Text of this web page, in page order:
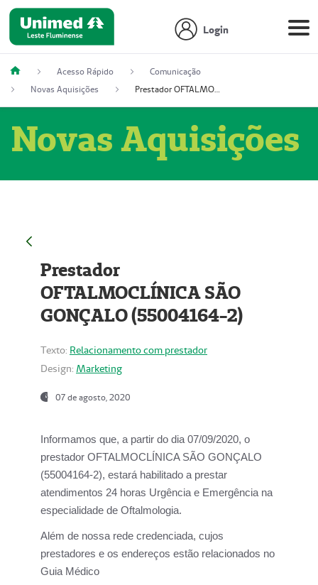
Login
Acesso Rápido
Comunicação
Novas Aquisições
Prestador OFTALMOCLÍNICA SÃO GONÇALO (55004164-2)
Novas Aquisições
Prestador
OFTALMOCLÍNICA SÃO
GONÇALO (55004164-2)
Texto: Relacionamento com prestador
Design: Marketing
07 de agosto, 2020
Informamos que, a partir do dia07/09/2020, o
prestador OFTALMOCLÍNICA SÃO GONÇALO
(55004164-2), estará habilitado a prestar
atendimentos 24 horas Urgência e Emergência na
especialidade de Oftalmologia.
Além de nossa rede credenciada, cujos
prestadores e os endereços estão relacionados no
Guia Médico